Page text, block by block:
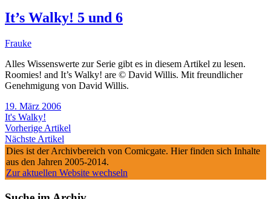
It’s Walky! 5 und 6
Frauke
Alles Wissenswerte zur Serie gibt es in diesem Artikel zu lesen.
Roomies! and It’s Walky! are © David Willis. Mit freundlicher
Genehmigung von David Willis.
19. März 2006
It's Walky!
Vorherige Artikel
Nächste Artikel
Dies ist der Archivbereich von Comicgate. Hier finden sich Inhalte
aus den Jahren 2005-2014.
Zur aktuellen Website wechseln